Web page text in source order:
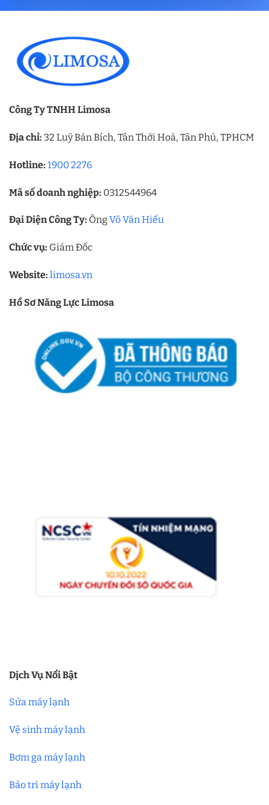
Công Ty TNHH Limosa
Địa chỉ: 32 Luỹ Bán Bích, Tân Thới Hoà, Tân Phú, TPHCM
Hotline: 1900 2276
Mã số doanh nghiệp: 0312544964
Đại Diện Công Ty: ÔngVõ Văn Hiếu
Chức vụ: Giám Đốc
Website: limosa.vn
Hồ Sơ Năng Lực Limosa
Dịch Vụ Nổi Bật
Sửa máy lạnh
Vệ sinh máy lạnh
Bơm ga máy lạnh
Bảo trì máy lạnh